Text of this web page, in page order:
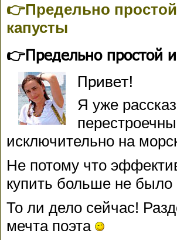
👉Предельно
капусты
👉Предельно простой
Привет!
Я уже
исключительно на
Не потому что
купить больше не было
То ли дело сейчас!
мечта поэта